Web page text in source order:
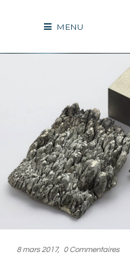
MENU
8 mars 2017 0 Commentaires